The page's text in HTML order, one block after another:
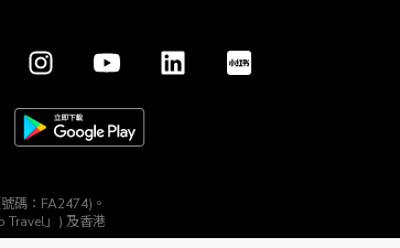
碼：FA2474)。
Travel」) 及香港